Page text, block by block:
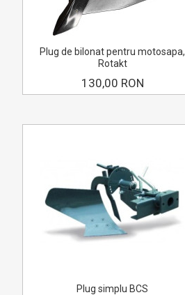
Plug de bilonat pentru motosapa,
Rotakt
130,00 RON
Plug simplu BCS